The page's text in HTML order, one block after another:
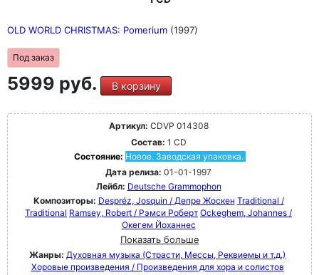
OLD WORLD CHRISTMAS: Pomerium (1997)
Под заказ
5999 руб. В корзину
Артикул: CDVP 014308
Состав: 1 CD
Состояние: Новое. Заводская упаковка.
Дата релиза: 01-01-1997
Лейбл: Deutsche Grammophon
Композиторы: Despréz, Josquin / Депре Жоскен Traditional /
Traditional Ramsey, Robert / Рэмси Роберт Ockeghem, Johannes /
Окегем Йоханнес
Показать больше
Жанры: Духовная музыка (Страсти, Мессы, Реквиемы и т.д.)
Хоровые произведения / Произведения для хора и солистов